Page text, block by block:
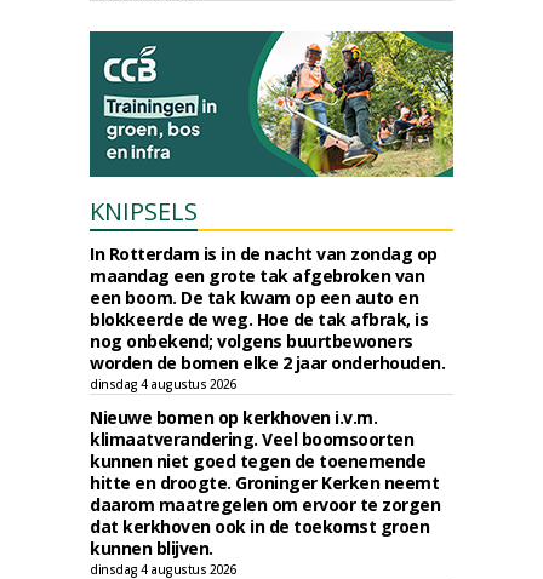
KNIPSELS
In Rotterdam is in de nacht van zondag op
maandag een grote tak afgebroken van
een boom. De tak kwam op een auto en
blokkeerde de weg. Hoe de tak afbrak, is
nog onbekend; volgens buurtbewoners
worden de bomen elke 2 jaar onderhouden.
dinsdag 4 augustus 2026
Nieuwe bomen op kerkhoven i.v.m.
klimaatverandering. Veel boomsoorten
kunnen niet goed tegen de toenemende
hitte en droogte. Groninger Kerken neemt
daarom maatregelen om ervoor te zorgen
dat kerkhoven ook in de toekomst groen
kunnen blijven.
dinsdag 4 augustus 2026